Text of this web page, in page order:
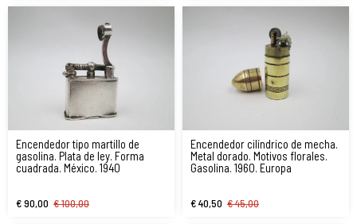
Encendedor tipo martillo de
gasolina. Plata de ley. Forma
cuadrada. México. 1940
€ 90,00 € 100,00
Encendedor cilíndrico de mecha.
Metal dorado. Motivos florales.
Gasolina. 1960. Europa
€ 40,50 € 45,00